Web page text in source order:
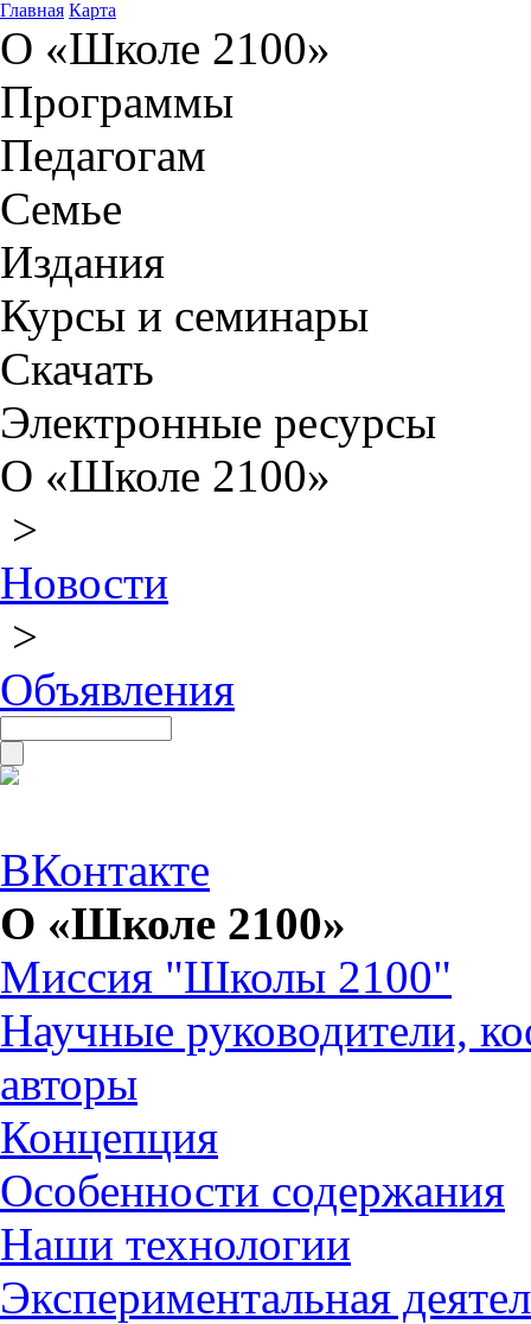
Главная Карта
О «Школе 2100»
Программы
Педагогам
Семье
Издания
Курсы и семинары
Скачать
Электронные ресурсы
О «Школе 2100»
>
Новости
>
Объявления
ВКонтакте
О «Школе 2100»
Миссия "Школы 2100"
Научные руководители,
авторы
Концепция
Особенности содержания
Наши технологии
Экспериментальная